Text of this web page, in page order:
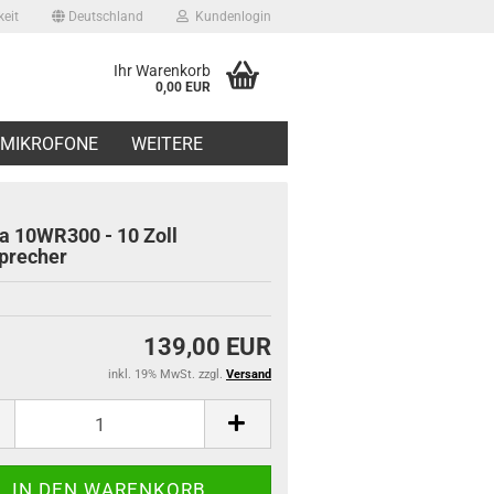
Deutschland Kundenlogin
Ihr Warenkorb
0,00 EUR
MIKROFONE WEITERE
10WR300 - 10 Zoll
139,00 EUR
inkl. 19% MwSt. zzgl. Versand